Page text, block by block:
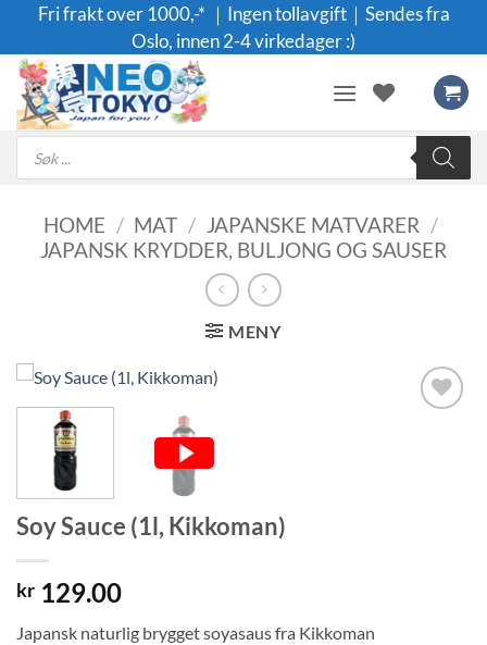
content
Fri frakt over 1000,-* ｜Ingen tollavgift｜Sendes fra
Oslo, innen 2-4 virkedager :)
Products
search
HOME / MAT / JAPANSKE MATVARER /
JAPANSK KRYDDER, BULJONG OG SAUSER
MENY
Soy Sauce (1l, Kikkoman)
kr 129.00
Japansk naturlig brygget soyasaus fra Kikkoman